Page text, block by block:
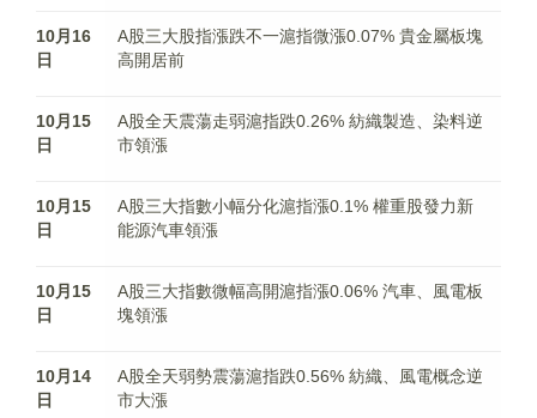
10月16
日
A股三大股指漲跌不一滬指微漲0.07% 貴金屬板塊
高開居前
10月15
日
A股全天震蕩走弱滬指跌0.26% 紡織製造、染料逆
市領漲
10月15
日
A股三大指數小幅分化滬指漲0.1% 權重股發力新
能源汽車領漲
10月15
日
A股三大指數微幅高開滬指漲0.06% 汽車、風電板
塊領漲
10月14
日
A股全天弱勢震蕩滬指跌0.56% 紡織、風電概念逆
市大漲